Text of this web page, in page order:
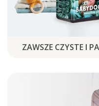
ZAWSZE CZYSTE I